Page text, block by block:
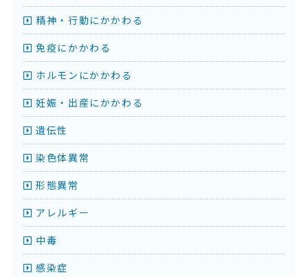
精神・行動にかかわる
免疫にかかわる
ホルモンにかかわる
妊娠・出産にかかわる
遺伝性
染色体異常
形態異常
アレルギー
中毒
感染症